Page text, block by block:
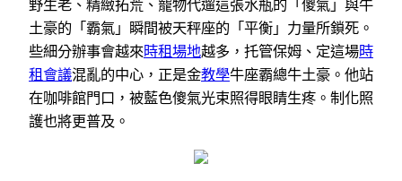
野生老、精緻拓荒、寵物代遛這張水瓶的「傻氣」與牛
土豪的「霸氣」瞬間被天秤座的「平衡」力量所鎖死。
些細分辦事會越來時租場地越多，托管保姆、定這場時
租會議混亂的中心，正是金教學牛座霸總牛土豪。他站
在咖啡館門口，被藍色傻氣光束照得眼睛生疼。制化照
護也將更普及。